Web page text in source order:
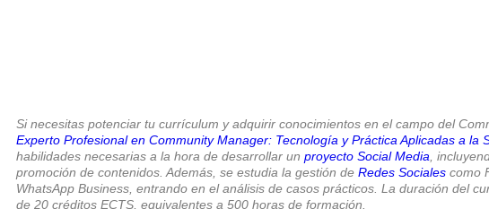
Si necesitas potenciar tu currículum y adquirir conocimientos en el campo del
Experto Profesional en Community Manager: Tecnología y Práctica Aplicadas a la
habilidades necesarias a la hora de desarrollar un proyecto Social Media ,
promoción de contenidos. Además, se estudia la gestión de Redes Sociales como
WhatsApp Business, entrando en el análisis de casos prácticos. La duración del
de 20 créditos ECTS, equivalentes a 500 horas de formación.